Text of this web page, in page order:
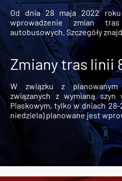
Od dnia 28 maja 2022
wprowadzenie zmian
autobusowych. Szczegóły
Zmiany tras linii
W związku z planowanym
związanych z wymianą
Piaskowym, tylko w dniach
niedziela) planowane jest